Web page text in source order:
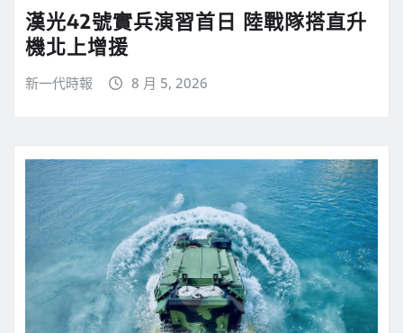
漢光42號實兵演習首日 陸戰隊搭直升
機北上增援
新一代時報 8 月 5, 2026